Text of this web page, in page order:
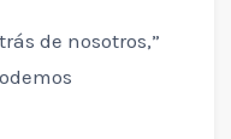
de nosotros,”